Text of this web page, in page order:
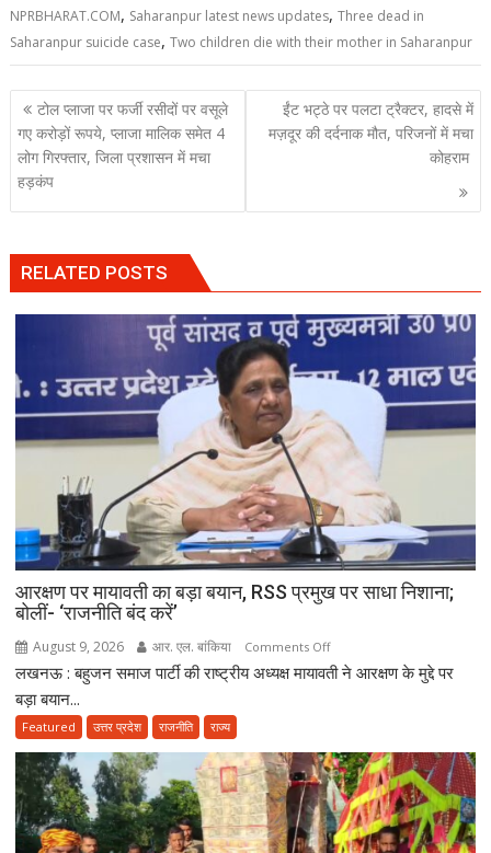
NPRBHARAT.COM, Saharanpur latest news updates,Three dead in
Saharanpur suicide case,Two children die with their mother in Saharanpur
Post
navigation
टोल प्लाजा पर फर्जी रसीदों पर वसूले
गए करोड़ों रूपये, प्लाजा मालिक समेत 4
लोग गिरफ्तार, जिला प्रशासन में मचा
हड़कंप
ईंट भट्ठे पर पलटा ट्रैक्टर, हादसे में
मज़दूर की दर्दनाक मौत, परिजनों में मचा
कोहराम
RELATED POSTS
आरक्षण पर मायावती का बड़ा बयान, RSS प्रमुख पर साधा निशाना;
बोलीं- ‘राजनीति बंद करें’
August 9, 2026 आर. एल. बांकिया Comments Offon
आरक्षण
बड़ा
बयान,
RSS
प्रमुख
लखनऊ : बहुजन समाज पार्टी की राष्ट्रीय अध्यक्ष मायावती ने आरक्षण के मुद्दे पर
बड़ा बयान...
Featured उत्तर प्रदेश राजनीति राज्य